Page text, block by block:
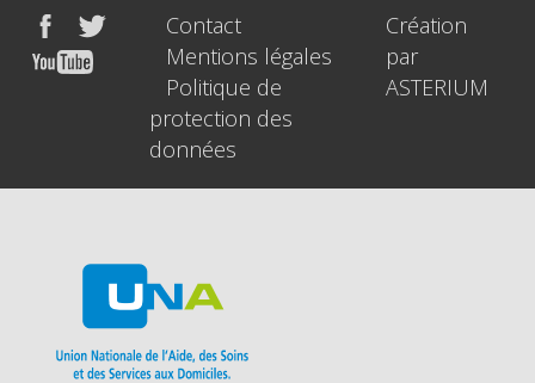
Contact
Mentions légales
Politique de
protection des
données
Création
par
ASTERIUM